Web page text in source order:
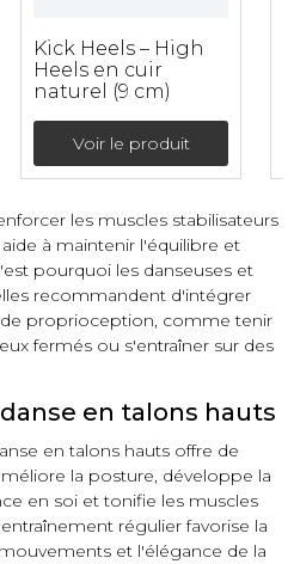
Kick Heels – High
Heels en cuir
naturel (9 cm)
Voir le produit
les muscles stabilisateurs
à maintenir l'équilibre et
pourquoi les danseuses et
recommandent d'intégrer
proprioception, comme tenir
fermés ou s'entraîner sur des
en talons hauts
en talons hauts offre de
la posture, développe la
en soi et tonifie les muscles
régulier favorise la
et l'élégance de la